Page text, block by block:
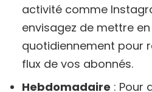
activité comme
envisagez de mettre
quotidiennement pour
flux de vos abonnés.
Hebdomadaire : Pour